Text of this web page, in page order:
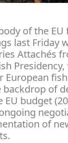
of the EU
last Friday
Attachés
of
budget
of